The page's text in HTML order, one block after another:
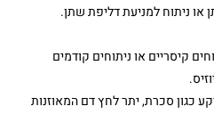
ניתוח למניעת דליפת שתן.
קיסריים או ניתוחים קודמים
כגון סכרת, יתר לחץ דם המאוזנות